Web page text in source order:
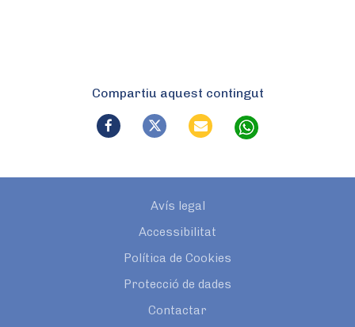
Compartiu aquest contingut
Avís legal
Accessibilitat
Política de Cookies
Protecció de dades
Contactar